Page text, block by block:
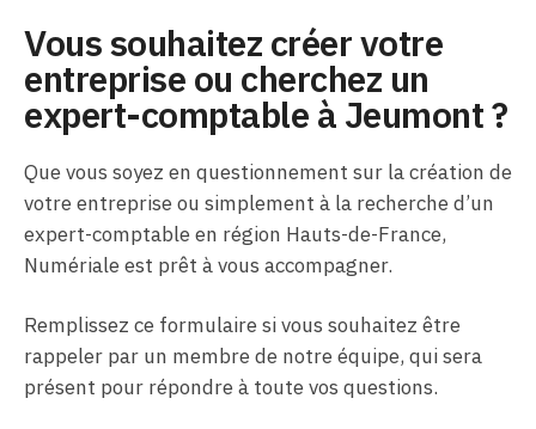
Vous souhaitez créer votre
entreprise ou cherchez un
expert-comptable à Jeumont ?
Que vous soyez en questionnement sur la création de
votre entreprise ou simplement à la recherche d’un
expert-comptable en région Hauts-de-France,
Numériale est prêt à vous accompagner.
Remplissez ce formulaire si vous souhaitez être
rappeler par un membre de notre équipe, qui sera
présent pour répondre à toute vos questions.